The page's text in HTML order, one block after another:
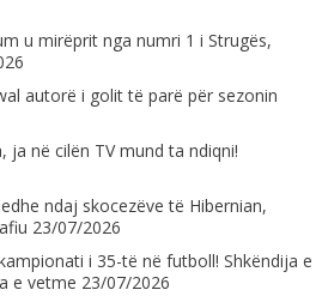
u mirëprit nga numri 1 i Strugës,
autorë i golit të parë për sezonin
ja në cilën TV mund ta ndiqni!
ndaj skocezëve të Hibernian,
23/07/2026
i 35-të në futboll! Shkëndija e
e vetme 23/07/2026